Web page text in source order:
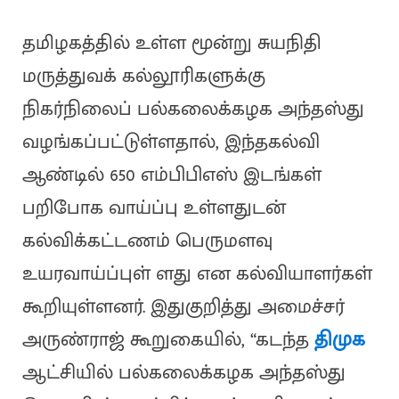
தமிழகத்தில் உள்ள மூன்று சுயநிதி
மருத்துவக் கல்லூரிகளுக்கு
நிகர்நிலைப் பல்கலைக்கழக அந்தஸ்து
வழங்கப்பட்டுள்ளதால், இந்தகல்வி
ஆண்டில் 650 எம்பிபிஎஸ் இடங்கள்
பறிபோக வாய்ப்பு உள்ளதுடன்
கல்விக்கட்டணம் பெருமளவு
உயரவாய்ப்புள் ளது என கல்வியாளர்கள்
கூறியுள்ளனர். இதுகுறித்து அமைச்சர்
அருண்ராஜ் கூறுகையில், “கடந்ததிமுக
ஆட்சியில் பல்கலைக்கழக அந்தஸ்து